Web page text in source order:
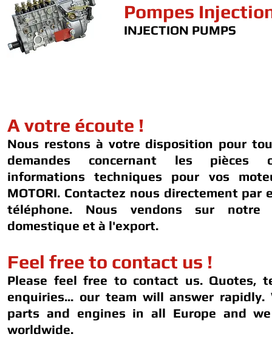
Pompes
INJECTION PUMPS
A votre écoute !
Nous restons à votre disposition pour
demandes concernant les pièces
informations techniques pour vos
MOTORI. Contactez nous directement par
téléphone. Nous vendons sur notre
domestique et à l'export.
Feel free to contact us !
Please feel free to contact us. Quotes,
enquiries... our team will answer rapidly.
parts and engines in all Europe and
worldwide.